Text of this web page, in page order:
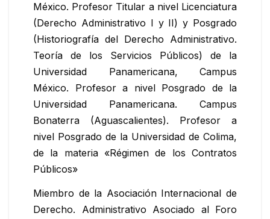
México. Profesor Titular a nivel Licenciatura
(Derecho Administrativo I y II) y Posgrado
(Historiografía del Derecho Administrativo.
Teoría de los Servicios Públicos) de la
Universidad Panamericana, Campus
México. Profesor a nivel Posgrado de la
Universidad Panamericana. Campus
Bonaterra (Aguascalientes). Profesor a
nivel Posgrado de la Universidad de Colima,
de la materia «Régimen de los Contratos
Públicos»
Miembro de la Asociación Internacional de
Derecho. Administrativo Asociado al Foro